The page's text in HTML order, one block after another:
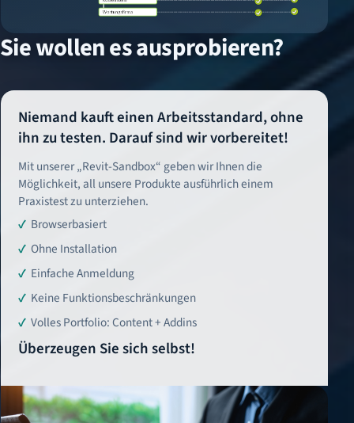
Sie wollen es ausprobieren?
Niemand kauft einen Arbeitsstandard, ohne
ihn zu testen. Darauf sind wir vorbereitet!
Mit unserer „Revit-Sandbox“ geben wir Ihnen die
Möglichkeit, all unsere Produkte ausführlich einem
Praxistest zu unterziehen.
Browserbasiert
Ohne Installation
Einfache Anmeldung
Keine Funktionsbeschränkungen
Volles Portfolio: Content + Addins
Überzeugen Sie sich selbst!